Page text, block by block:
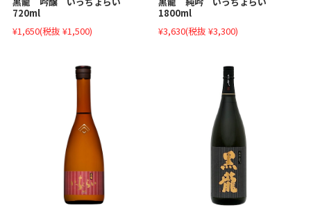
720ml
¥1,650(税抜 ¥1,500)
1800ml
¥3,630(税抜 ¥3,300)